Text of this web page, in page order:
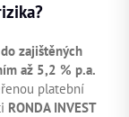
do zajištěných
až 5,2 % p.a.
platební
RONDA INVEST